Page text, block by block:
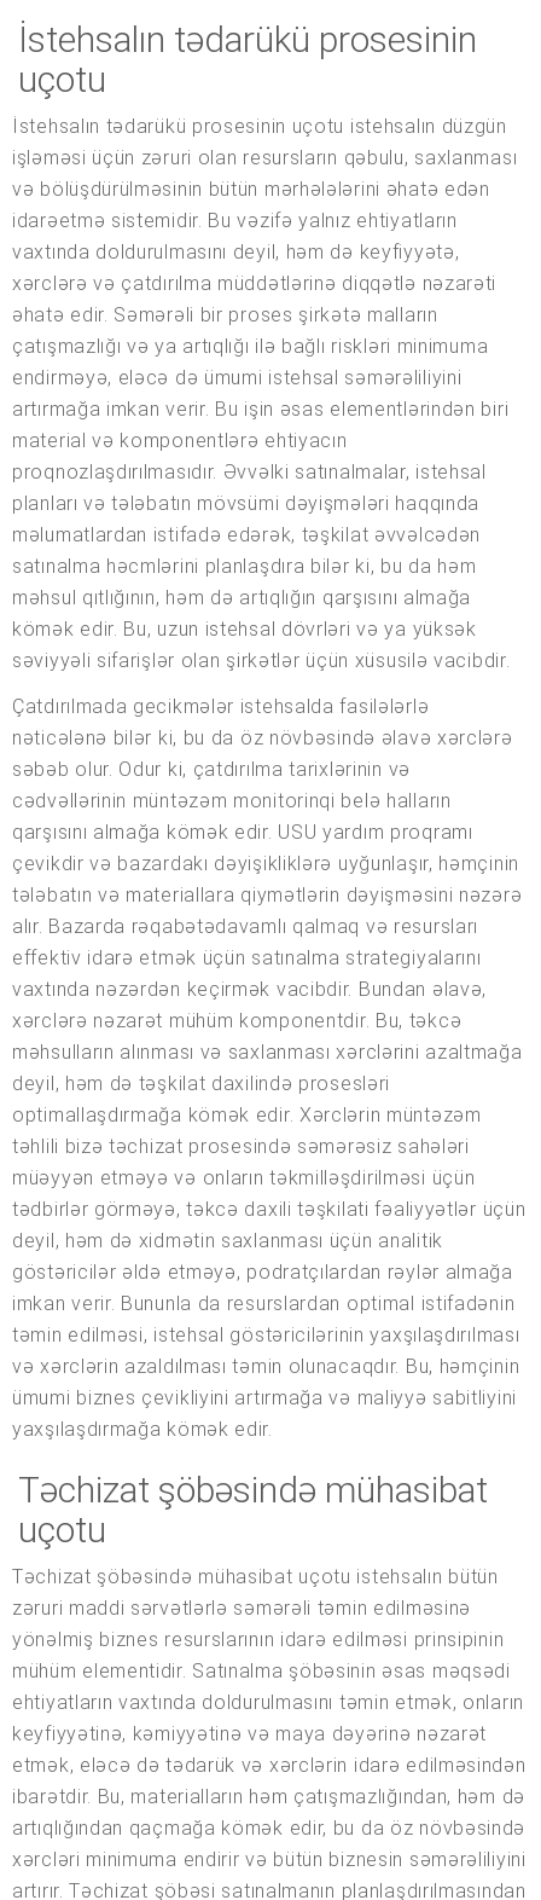
İstehsalın tədarükü prosesinin
uçotu
İstehsalın tədarükü prosesinin uçotu istehsalın düzgün
işləməsi üçün zəruri olan resursların qəbulu, saxlanması
və bölüşdürülməsinin bütün mərhələlərini əhatə edən
idarəetmə sistemidir. Bu vəzifə yalnız ehtiyatların
vaxtında doldurulmasını deyil, həm də keyfiyyətə,
xərclərə və çatdırılma müddətlərinə diqqətlə nəzarəti
əhatə edir. Səmərəli bir proses şirkətə malların
çatışmazlığı və ya artıqlığı ilə bağlı riskləri minimuma
endirməyə, eləcə də ümumi istehsal səmərəliliyini
artırmağa imkan verir. Bu işin əsas elementlərindən biri
material və komponentlərə ehtiyacın
proqnozlaşdırılmasıdır. Əvvəlki satınalmalar, istehsal
planları və tələbatın mövsümi dəyişmələri haqqında
məlumatlardan istifadə edərək, təşkilat əvvəlcədən
satınalma həcmlərini planlaşdıra bilər ki, bu da həm
məhsul qıtlığının, həm də artıqlığın qarşısını almağa
kömək edir. Bu, uzun istehsal dövrləri və ya yüksək
səviyyəli sifarişlər olan şirkətlər üçün xüsusilə vacibdir.
Çatdırılmada gecikmələr istehsalda fasilələrlə
nəticələnə bilər ki, bu da öz növbəsində əlavə xərclərə
səbəb olur. Odur ki, çatdırılma tarixlərinin və
cədvəllərinin müntəzəm monitorinqi belə halların
qarşısını almağa kömək edir. USU yardım proqramı
çevikdir və bazardakı dəyişikliklərə uyğunlaşır, həmçinin
tələbatın və materiallara qiymətlərin dəyişməsini nəzərə
alır. Bazarda rəqabətədavamlı qalmaq və resursları
effektiv idarə etmək üçün satınalma strategiyalarını
vaxtında nəzərdən keçirmək vacibdir. Bundan əlavə,
xərclərə nəzarət mühüm komponentdir. Bu, təkcə
məhsulların alınması və saxlanması xərclərini azaltmağa
deyil, həm də təşkilat daxilində prosesləri
optimallaşdırmağa kömək edir. Xərclərin müntəzəm
təhlili bizə təchizat prosesində səmərəsiz sahələri
müəyyən etməyə və onların təkmilləşdirilməsi üçün
tədbirlər görməyə, təkcə daxili təşkilati fəaliyyətlər üçün
deyil, həm də xidmətin saxlanması üçün analitik
göstəricilər əldə etməyə, podratçılardan rəylər almağa
imkan verir. Bununla da resurslardan optimal istifadənin
təmin edilməsi, istehsal göstəricilərinin yaxşılaşdırılması
və xərclərin azaldılması təmin olunacaqdır. Bu, həmçinin
ümumi biznes çevikliyini artırmağa və maliyyə sabitliyini
yaxşılaşdırmağa kömək edir.
Təchizat şöbəsində mühasibat
uçotu
Təchizat şöbəsində mühasibat uçotu istehsalın bütün
zəruri maddi sərvətlərlə səmərəli təmin edilməsinə
yönəlmiş biznes resurslarının idarə edilməsi prinsipinin
mühüm elementidir. Satınalma şöbəsinin əsas məqsədi
ehtiyatların vaxtında doldurulmasını təmin etmək, onların
keyfiyyətinə, kəmiyyətinə və maya dəyərinə nəzarət
etmək, eləcə də tədarük və xərclərin idarə edilməsindən
ibarətdir. Bu, materialların həm çatışmazlığından, həm də
artıqlığından qaçmağa kömək edir, bu da öz növbəsində
xərcləri minimuma endirir və bütün biznesin səmərəliliyini
artırır. Təchizat şöbəsi satınalmanın planlaşdırılmasından